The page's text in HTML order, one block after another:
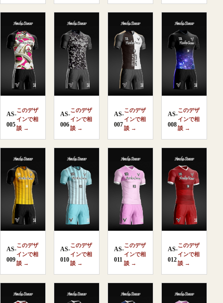
AS-
005
このデザ
インで相
談 →
AS-
006
このデザ
インで相
談 →
AS-
007
このデザ
インで相
談 →
AS-
008
このデザ
インで相
談 →
AS-
009
このデザ
インで相
談 →
AS-
010
このデザ
インで相
談 →
AS-
011
このデザ
インで相
談 →
AS-
012
このデザ
インで相
談 →